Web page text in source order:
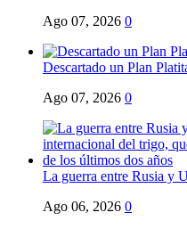
Ago 07, 2026 0
Descartado un Plan
Ago 07, 2026 0
La guerra entre Rusia y
Ago 06, 2026 0